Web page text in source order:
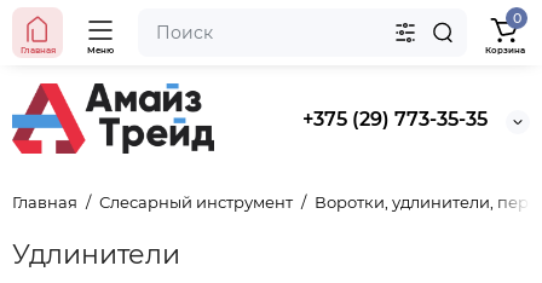
+375 (29) 773-35-35
Главная Меню
0
Корзина
Главная Слесарный инструмент Воротки, удлинители,
Хит продаж
Предзаказ
Ведро строительное 12л, ПРЕМИУМ, арт. 0201 БЕЗ
НОСИКА
Удлинители